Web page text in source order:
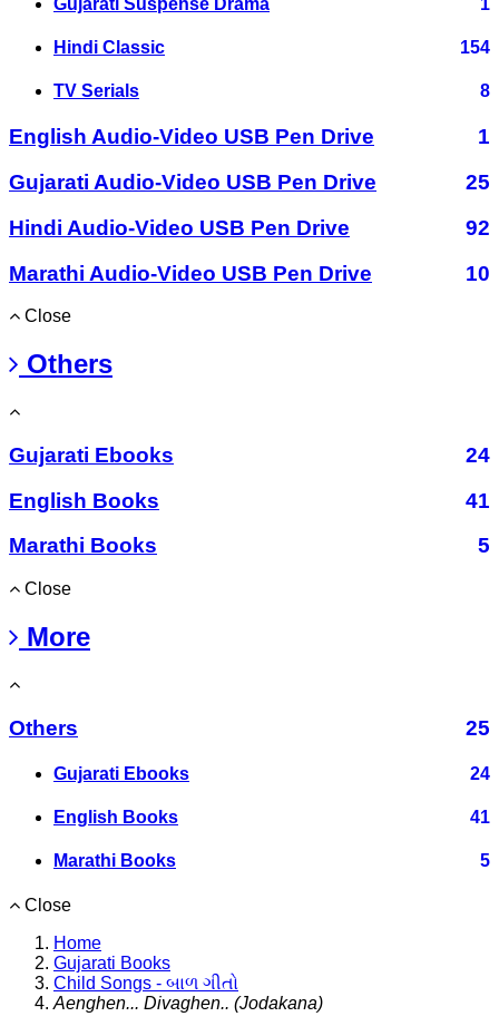
Hindi Classic 154
TV Serials 8
English Audio-Video USB Pen Drive
1
Gujarati Audio-Video USB Pen Drive
25
Hindi Audio-Video USB Pen Drive
92
Marathi Audio-Video USB Pen Drive
10
Close
Others
Gujarati Ebooks
24
English Books
41
Marathi Books
5
Close
More
Others 25
Gujarati Ebooks 24
English Books 41
Marathi Books 5
Close
Home
Gujarati Books
Child Songs - બાળ ગીતો
Aenghen... Divaghen.. (Jodakana)